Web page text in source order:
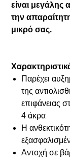
είναι μεγάλης
την
μικρό σας.
Παρέχει
της
επιφάνειας
4 άκρα
Η
Αντοχή σε